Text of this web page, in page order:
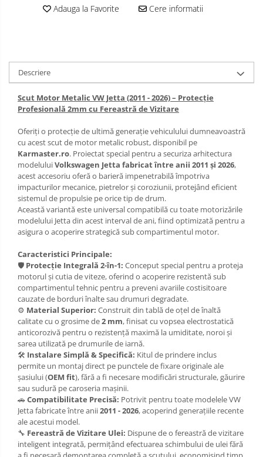
Carlige Mercedes
Carlige Mitsubishi
Carlige Nissan
Carlige Opel
Carlige Peugeot
Carlige Plymouth
Carlige Polestar
Carlige Porsche
Carlige Renault
Carlige Seat
Carlige Skoda
Carlige SsangYong
Carlige Subaru
Carlige Suzuki
Carlige Tesla
Carlige Toyota
Carlige Volkswagen
Carlige Volvo
Scut motor Renault
Scut motor Skoda
Scut motor Smart
Scut motor SsangYong
Scut motor Subaru
Scut motor Suzuki
Scut motor Tesla
Scut motor Toyota
Scut motor Volvo
Scut motor Volvo V90
Scut motor Volvo XC40
Scut motor Vw
Adauga la Favorite Cere informatii
Descriere
Scut Motor Metalic VW Jetta (2011 - 2026) – Protecție
Profesională 2mm cu Fereastră de Vizitare
Oferiți o protecție de ultimă generație vehiculului dumneavoastră
cu acest scut de motor metalic robust, disponibil pe
Karmaster.ro. Proiectat special pentru a securiza arhitectura
modeluluiVolkswagen Jetta fabricat între anii 2011 și 2026,
acest accesoriu oferă o barieră impenetrabilă împotriva
impacturilor mecanice, pietrelor și coroziunii, protejând eficient
sistemul de propulsie pe orice tip de drum.
Această variantă este universal compatibilă cu toate motorizările
modelului Jetta din acest interval de ani, fiind optimizată pentru a
asigura o acoperire strategică sub compartimentul motor.
Caracteristici Principale:
🛡️ Protecție Integrală 2-în-1: Conceput special pentru a proteja
motorul și cutia de viteze, oferind o acoperire rezistentă sub
compartimentul tehnic pentru a preveni avariile costisitoare
cauzate de borduri înalte sau drumuri degradate.
⚙️ Material Superior: Construit din tablă de oțel de înaltă
calitate cu o grosime de2 mm, finisat cu vopsea electrostatică
anticorozivă pentru o rezistență maximă la umiditate, noroi și
sarea utilizată pe drumurile de iarnă.
🛠️ Instalare Simplă & Specifică: Kitul de prindere inclus
permite un montaj direct pe punctele de fixare originale ale
șasiului (OEM fit), fără a fi necesare modificări structurale, găurire
sau sudură pe caroseria mașinii.
🚗Compatibilitate Precisă: Potrivit pentru toate modelele VW
Jetta fabricate între anii2011 - 2026, acoperind generațiile recente
ale acestui model.
🔧 Fereastră de Vizitare Ulei: Dispune de o fereastră de vizitare
inteligent integrată, permițând efectuarea schimbului de ulei fără